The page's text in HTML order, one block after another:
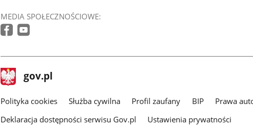
MEDIA SPOŁECZNOŚCIOWE:
stopka
gov.pl Strona
gov.pl
gov.pl
Polityka cookies Służba cywilna Profil zaufany BIP Prawa
Deklaracja dostępności serwisu Gov.pl
Ustawienia prywatności